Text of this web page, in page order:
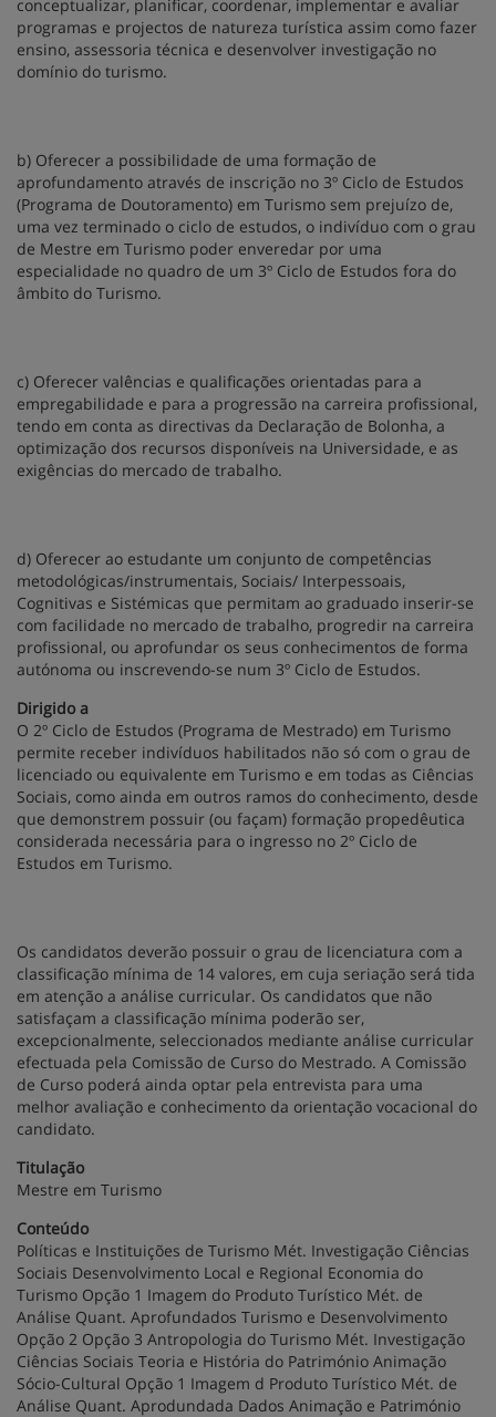
conceptualizar, planificar, coordenar, implementar e avaliar
programas e projectos de natureza turística assim como fazer
ensino, assessoria técnica e desenvolver investigação no
domínio do turismo.
b) Oferecer a possibilidade de uma formação de
aprofundamento através de inscrição no 3º Ciclo de Estudos
(Programa de Doutoramento) em Turismo sem prejuízo de,
uma vez terminado o ciclo de estudos, o indivíduo com o grau
de Mestre em Turismo poder enveredar por uma
especialidade no quadro de um 3º Ciclo de Estudos fora do
âmbito do Turismo.
c) Oferecer valências e qualificações orientadas para a
empregabilidade e para a progressão na carreira profissional,
tendo em conta as directivas da Declaração de Bolonha, a
optimização dos recursos disponíveis na Universidade, e as
exigências do mercado de trabalho.
d) Oferecer ao estudante um conjunto de competências
metodológicas/instrumentais, Sociais/ Interpessoais,
Cognitivas e Sistémicas que permitam ao graduado inserir-se
com facilidade no mercado de trabalho, progredir na carreira
profissional, ou aprofundar os seus conhecimentos de forma
autónoma ou inscrevendo-se num 3º Ciclo de Estudos.
Dirigido a
O 2º Ciclo de Estudos (Programa de Mestrado) em Turismo
permite receber indivíduos habilitados não só com o grau de
licenciado ou equivalente em Turismo e em todas as Ciências
Sociais, como ainda em outros ramos do conhecimento, desde
que demonstrem possuir (ou façam) formação propedêutica
considerada necessária para o ingresso no 2º Ciclo de
Estudos em Turismo.
Os candidatos deverão possuir o grau de licenciatura com a
classificação mínima de 14 valores, em cuja seriação será tida
em atenção a análise curricular. Os candidatos que não
satisfaçam a classificação mínima poderão ser,
excepcionalmente, seleccionados mediante análise curricular
efectuada pela Comissão de Curso do Mestrado. A Comissão
de Curso poderá ainda optar pela entrevista para uma
melhor avaliação e conhecimento da orientação vocacional do
candidato.
Titulação
Mestre em Turismo
Conteúdo
Políticas e Instituições de Turismo Mét. Investigação Ciências
Sociais Desenvolvimento Local e Regional Economia do
Turismo Opção 1 Imagem do Produto Turístico Mét. de
Análise Quant. Aprofundados Turismo e Desenvolvimento
Opção 2 Opção 3 Antropologia do Turismo Mét. Investigação
Ciências Sociais Teoria e História do Património Animação
Sócio-Cultural Opção 1 Imagem d Produto Turístico Mét. de
Análise Quant. Aprodundada Dados Animação e Património